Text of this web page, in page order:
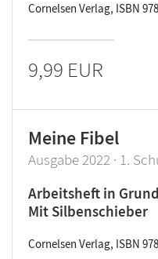
Cornelsen Verlag, ISBN
9,99 EUR
Meine Fibel
Ausgabe 2022 · 1.
Arbeitsheft in
Mit Silbenschieber
Cornelsen Verlag, ISBN